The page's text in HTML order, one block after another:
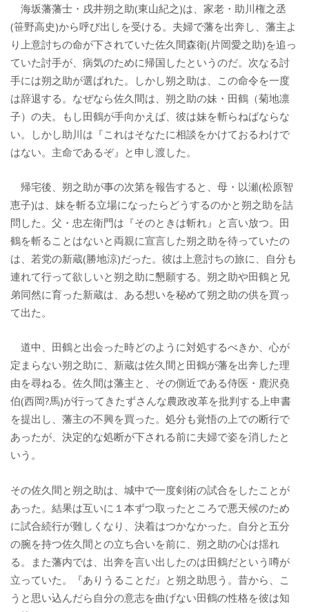
海坂藩藩士・戌井朔之助(東山紀之)は、家老・助川権之丞
(笹野高史)から呼び出しを受ける。夫婦で藩を出奔し、藩主よ
り上意討ちの命が下されていた佐久間森衛(片岡愛之助)を追っ
ていた討手が、病気のために帰国したというのだ。次なる討
手には朔之助が選ばれた。しかし朔之助は、この命令を一度
は辞退する。なぜなら佐久間は、朔之助の妹・田鶴（菊地凛
子）の夫。もし田鶴が手向かえば、彼は妹を斬らねばならな
い。しかし助川は『これはそなたに相談をかけておるわけで
はない。主命であるぞ』と申し渡した。
帰宅後、朔之助が事の次第を報告すると、母・以瀬(松原智
恵子)は、妹を斬る立場になったらどうするのかと朔之助を詰
問した。父・忠左衛門は『そのときは斬れ』と言い放つ。田
鶴を斬ることはないと両親に宣言した朔之助を待っていたの
は、若党の新蔵(勝地涼)だった。彼は上意討ちの旅に、自分も
連れて行って欲しいと朔之助に懇願する。朔之助や田鶴と兄
弟同然に育った新蔵は、ある想いを秘めて朔之助の供を買っ
て出た。
道中、田鶴と出会った時どのように対処するべきか、心が
定まらない朔之助に、新蔵は佐久間と田鶴が藩を出奔した理
由を尋ねる。佐久間は藩主と、その側近である侍医・鹿沢堯
伯(西岡?馬)が行ってきたずさんな農政改革を批判する上申書
を提出し、藩主の不興を買った。処分も覚悟の上での断行で
あったが、決定的な処断が下される前に夫婦で姿を消したと
いう。
その佐久間と朔之助は、城中で一度剣術の試合をしたことが
あった。結果は互いに１本ずつ取ったところで悪天候のため
に試合続行が難しくなり、決着はつかなかった。自分と五分
の腕を持つ佐久間との立ち合いを前に、朔之助の心は揺れ
る。また藩内では、出奔を言い出したのは田鶴だという噂が
立っていた。『ありうることだ』と朔之助思う。昔から、こ
うと思い込んだら自分の意志を曲げない田鶴の性格を彼は知